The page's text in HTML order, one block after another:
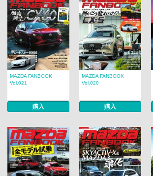
MAZDA FANBOOK
Vol.021
購入
MAZDA FANBOOK
Vol.020
購入